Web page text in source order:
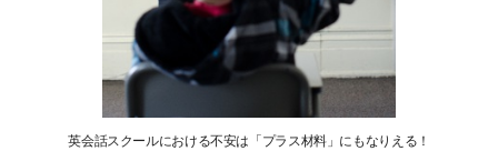
英会話スクールにおける不安は「プラス材料」にもなりえる！